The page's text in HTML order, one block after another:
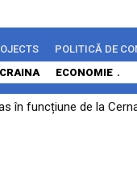
POLITICĂ DE
ECONOMIE
în funcțiune de la
a fost atacat – în